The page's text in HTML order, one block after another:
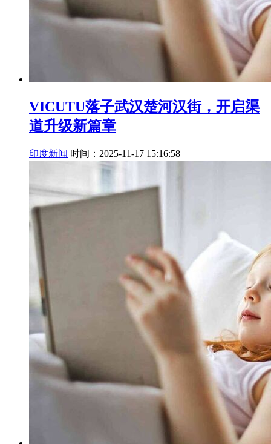
VICUTU落子武汉楚河汉街，开启渠
道升级新篇章
印度新闻 时间：2025-11-17 15:16:58